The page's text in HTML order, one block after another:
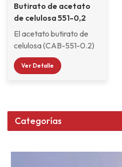
Butirato de acetato
de celulosa 551-0,2
para recubrimientos
de automoción
El acetato butirato de
celulosa (CAB-551-0.2)
es un éster de celulosa
con alto contenido de
numerosas resinas de
reticulación y tiene una
solución. En
Ver Detalle
Categorías